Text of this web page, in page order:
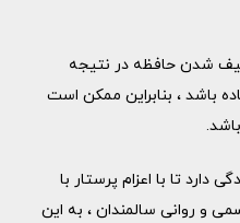
شدن حافظه در نتیجه
باشد ، بنابراین ممکن است
دارد تا با اعزام پرستار با
و روانی سالمندان ، به این